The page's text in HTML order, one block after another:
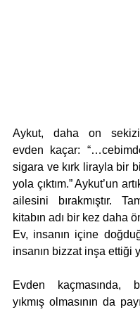
Aykut, daha on
evden kaçar:
sigara ve kırk lirayla bir
yola çıktım.” Aykut’un
ailesini bırakmıştır.
kitabın adı bir kez daha
Ev, insanın içine
insanın bizzat inşa ettiği
Evden kaçmasında,
yıkmış olmasının da